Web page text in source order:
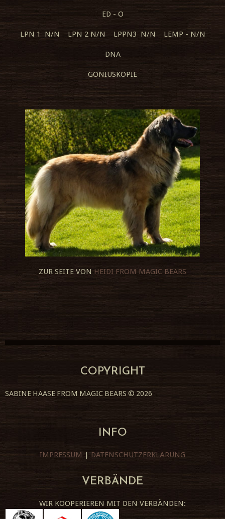
ED - O
LPN 1 N/N LPN 2 N/N LPPN3 N/N LEMP - N/N
DNA
GONIUSKOPIE
ZUR SEITE VONHEIDI FROM MAGIC BEARS
COPYRIGHT
SABINE HAASE FROM MAGIC BEARS © 2026
INFO
IMPRESSUM | DATENSCHUTZERKLÄRUNG
VERBÄNDE
WIR KOOPERIEREN MIT DEN VERBÄNDEN: